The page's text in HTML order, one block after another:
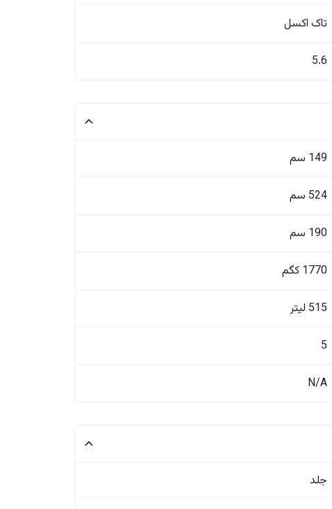
تاک اکسل
5.6
149 سم
524 سم
190 سم
1770 کگم
515 لیتر
5
N/A
جلد